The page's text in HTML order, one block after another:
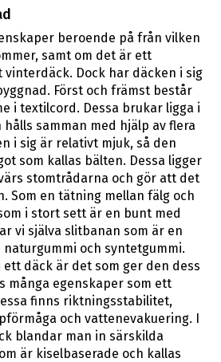
beroende på från vilken
samt om det är ett
Dock har däcken i sig
Först och främst består
i textilcord. Dessa brukar ligga i
samman med hjälp av flera
i sig är relativt mjuk, så den
som kallas bälten. Dessa ligger
stomtrådarna och gör att det
Som en tätning mellan fälg och
i stort sett är en bunt med
vi själva slitbanan som är en
och syntetgummi.
ett däck är det som ger den dess
många egenskaper som ett
finns riktningsstabilitet,
och vattenevakuering. I
blandar man in särskilda
är kiselbaserade och kallas